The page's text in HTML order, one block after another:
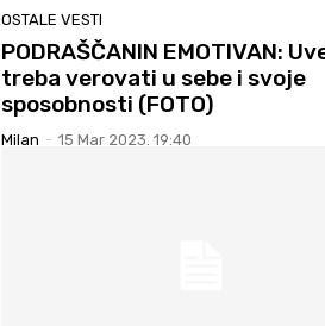
OSTALE VESTI
PODRAŠČANIN EMOTIVAN:
treba verovati u sebe i svoje
sposobnosti (FOTO)
Milan - 15 Mar 2023. 19:40